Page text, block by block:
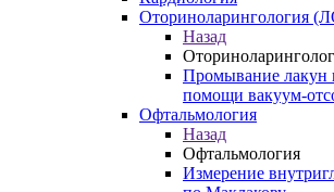
Оториноларингология
Назад
Промывание лакун
помощи вакуум-
Офтальмология
Назад
Офтальмология
Измерение